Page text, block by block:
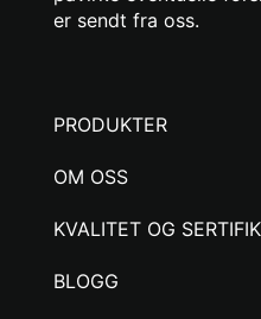
er sendt fra oss.
PRODUKTER
OM OSS
KVALITET OG
BLOGG